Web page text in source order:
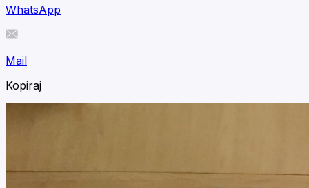
WhatsApp
Mail
Kopiraj